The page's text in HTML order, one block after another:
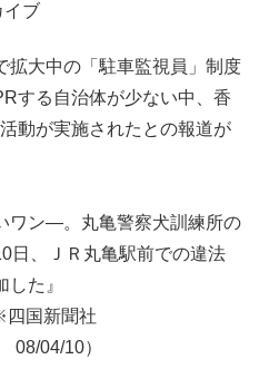
イブ
拡大中の「駐車監視員」制度
する自治体が少ない中、香
動が実施されたとの報道が
ワン―。丸亀警察犬訓練所の
日、ＪＲ丸亀駅前での違法
た』
四国新聞社
08/04/10）